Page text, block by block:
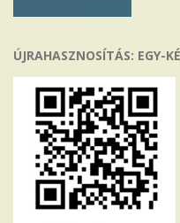
ÚJRAHASZNOSÍTÁS: EGY-